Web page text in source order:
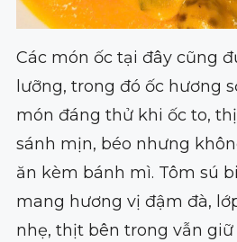
Các món ốc tại đây cũng
lưỡng, trong đó ốc hương
món đáng thử khi ốc to,
sánh mịn, béo nhưng
ăn kèm bánh mì. Tôm sú
mang hương vị đậm đà,
nhẹ, thịt bên trong vẫn